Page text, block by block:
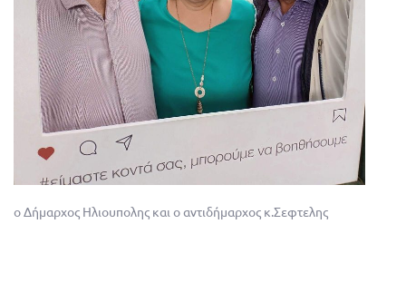
ο Δήμαρχος Ηλιουπολης και ο αντιδήμαρχος κ.Σεφτελης